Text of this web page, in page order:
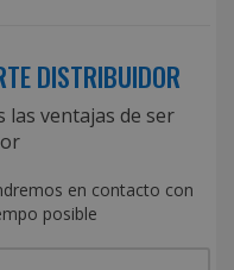
DISTRIBUIDOR
ventajas de ser
en contacto con
posible